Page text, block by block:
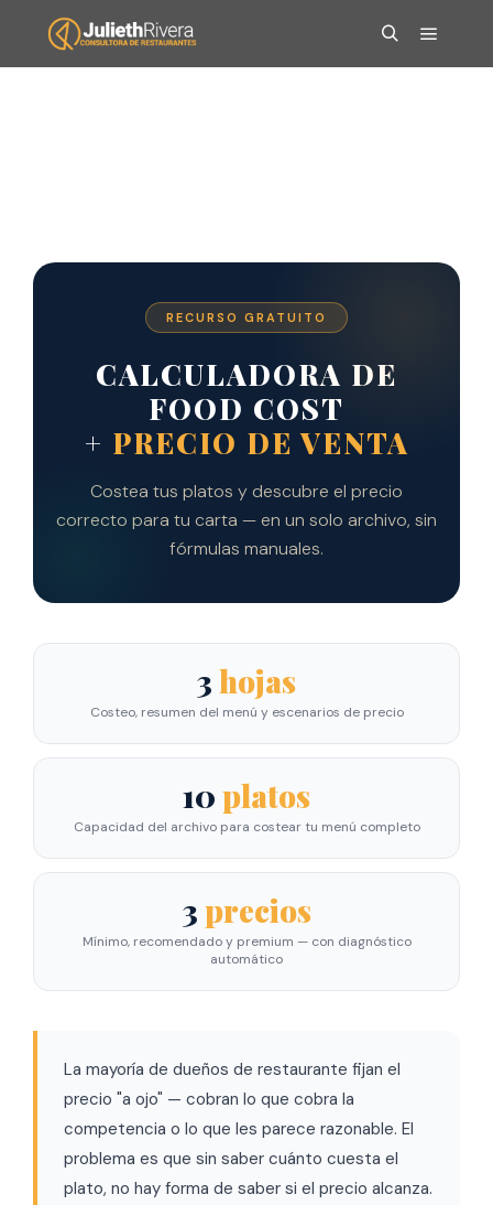
RECURSO GRATUITO
CALCULADORA DE
FOOD COST
+ PRECIO DE VENTA
Costea tus platos y descubre el precio
correcto para tu carta — en un solo archivo, sin
fórmulas manuales.
3hojas
Costeo, resumen del menú y escenarios de precio
10platos
Capacidad del archivo para costear tu menú completo
3precios
Mínimo, recomendado y premium — con diagnóstico
automático
La mayoría de dueños de restaurante fijan el
precio "a ojo" — cobran lo que cobra la
competencia o lo que les parece razonable. El
problema es que sin saber cuánto cuesta el
plato, no hay forma de saber si el precio alcanza.